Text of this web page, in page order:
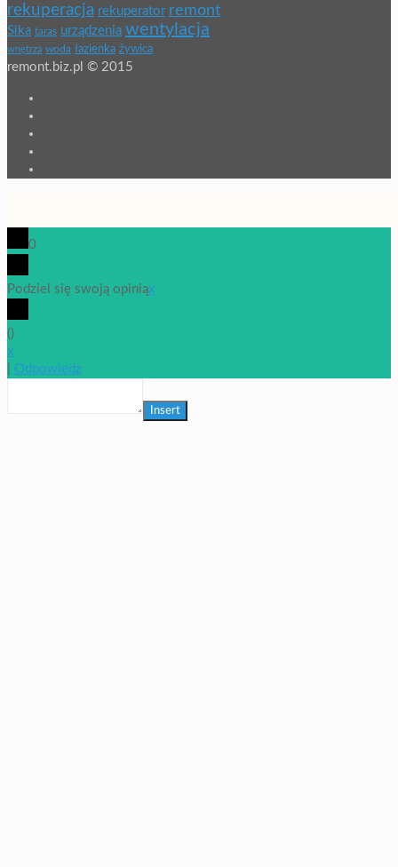
rekuperacja rekuperator remont
Sika taras urządzenia wentylacja
wnętrza woda łazienka żywica
remont.biz.pl © 2015
0
Podziel się swoją opiniąx
()
x
Odpowiedz
Insert